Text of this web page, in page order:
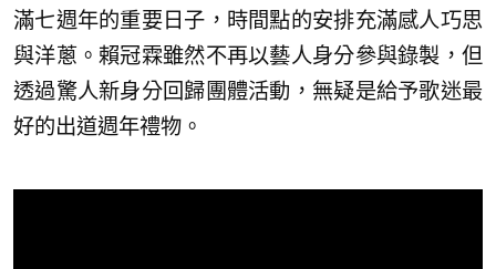
滿七週年的重要日子，時間點的安排充滿感人巧思
與洋蔥。賴冠霖雖然不再以藝人身分參與錄製，但
透過驚人新身分回歸團體活動，無疑是給予歌迷最
好的出道週年禮物。